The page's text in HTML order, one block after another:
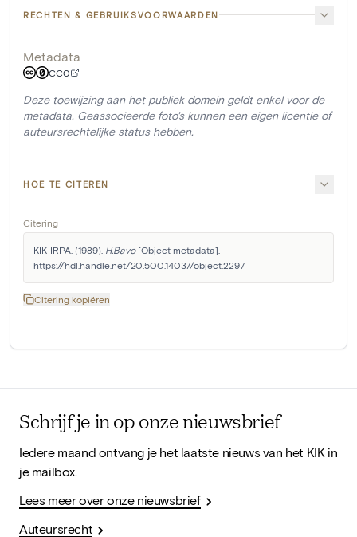
RECHTEN & GEBRUIKSVOORWAARDEN
Metadata
CC0
Deze toewijzing aan het publiek domein geldt enkel voor de
metadata. Geassocieerde foto's kunnen een eigen licentie of
auteursrechtelijke status hebben.
HOE TE CITEREN
Citering
KIK-IRPA. (1989). H.Bavo [Object metadata].
https://hdl.handle.net/20.500.14037/object.2297
Citering kopiëren
Schrijf je in op onze nieuwsbrief
Iedere maand ontvang je het laatste nieuws van het KIK in
je mailbox.
Lees meer over onze nieuwsbrief
Auteursrecht